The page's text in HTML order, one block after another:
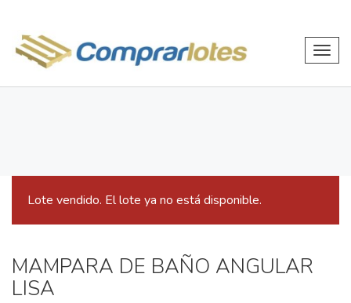
Lote vendido. El lote ya no está disponible.
MAMPARA DE BAÑO ANGULAR
LISA